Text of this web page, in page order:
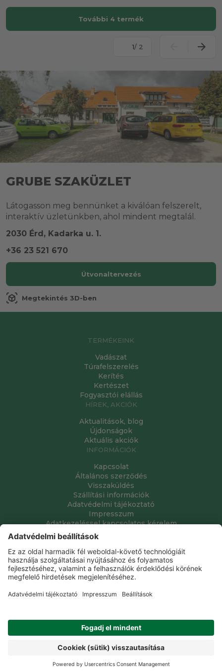
További 4 termék
/ 2
GRUBE SZAKÜZLET
Látogasson meg bennünket a kiválóan felszerelt,
interaktív üzletünkben, ahol mindent megtalál.
2030 Érd, Kadarka u. 1.
+36 23 521 670
Útvonaltervezés
view_in_ar Megtekintés 3D-ben
TERMÉKEINK
Vadászat
Túrafelszerelés
Kerítés
Kertészet
Fogyasztói elállás
HÍREK, AKCIÓK
Aktualitások, blog
Újdonságok
Aktuális akciók
INFORMÁCIÓK
Kapcsolat
Általános szerződés
Visszaküldés
Szállítási információk
Adatvédelmi tájékoztató
Impresszum
Adatkezeléssel kapcsolatos kérelem
Grube Kft. © 2009 - 2026. Minden jog fenntartva. All rights
reserved.
Tervezte és készítette:
Vision-Software, az Octopus 8 ERP
forgalmazója.